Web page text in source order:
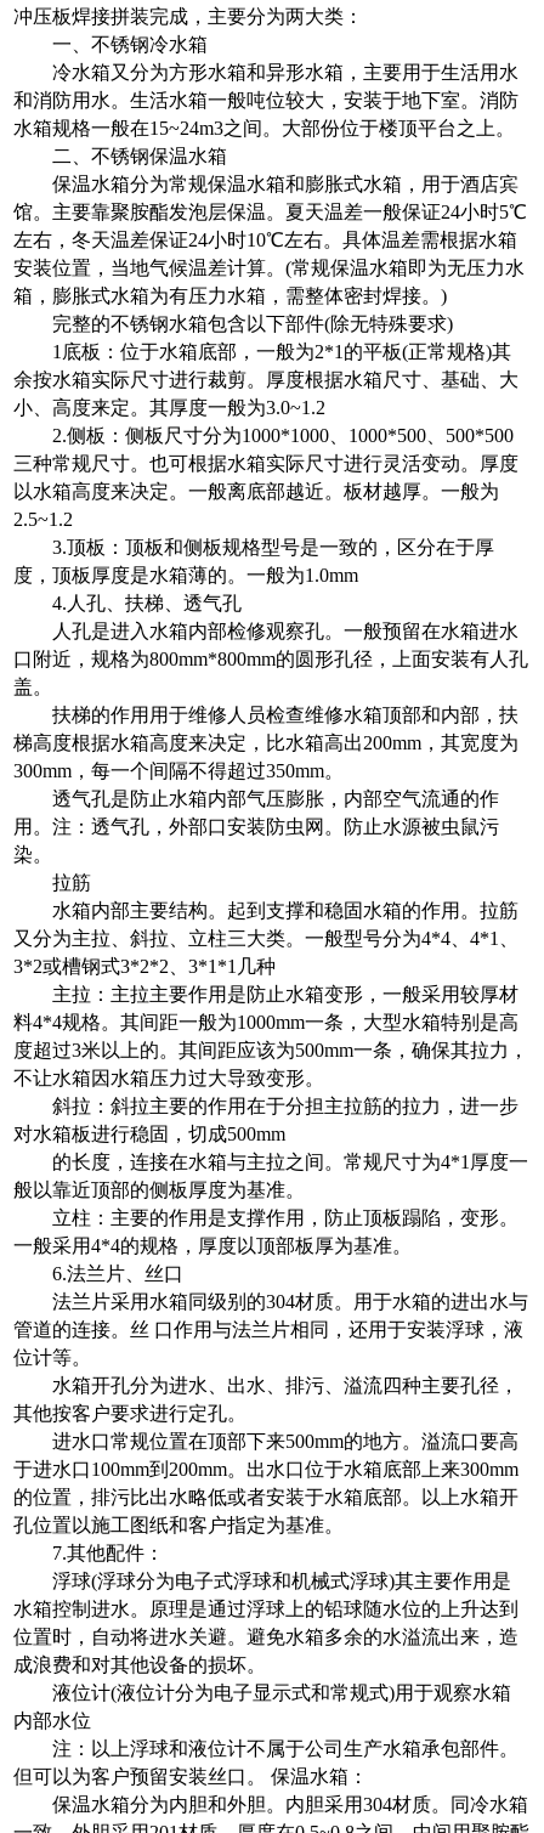
冲压板焊接拼装完成，主要分为两大类：
一、不锈钢冷水箱
冷水箱又分为方形水箱和异形水箱，主要用于生活用水
和消防用水。生活水箱一般吨位较大，安装于地下室。消防
水箱规格一般在15~24m3之间。大部份位于楼顶平台之上。
二、不锈钢保温水箱
保温水箱分为常规保温水箱和膨胀式水箱，用于酒店宾
馆。主要靠聚胺酯发泡层保温。夏天温差一般保证24小时5℃
左右，冬天温差保证24小时10℃左右。具体温差需根据水箱
安装位置，当地气候温差计算。(常规保温水箱即为无压力水
箱，膨胀式水箱为有压力水箱，需整体密封焊接。)
完整的不锈钢水箱包含以下部件(除无特殊要求)
1底板：位于水箱底部，一般为2*1的平板(正常规格)其
余按水箱实际尺寸进行裁剪。厚度根据水箱尺寸、基础、大
小、高度来定。其厚度一般为3.0~1.2
2.侧板：侧板尺寸分为1000*1000、1000*500、500*500
三种常规尺寸。也可根据水箱实际尺寸进行灵活变动。厚度
以水箱高度来决定。一般离底部越近。板材越厚。一般为
2.5~1.2
3.顶板：顶板和侧板规格型号是一致的，区分在于厚
度，顶板厚度是水箱薄的。一般为1.0mm
4.人孔、扶梯、透气孔
人孔是进入水箱内部检修观察孔。一般预留在水箱进水
口附近，规格为800mm*800mm的圆形孔径，上面安装有人孔
盖。
扶梯的作用用于维修人员检查维修水箱顶部和内部，扶
梯高度根据水箱高度来决定，比水箱高出200mm，其宽度为
300mm，每一个间隔不得超过350mm。
透气孔是防止水箱内部气压膨胀，内部空气流通的作
用。注：透气孔，外部口安装防虫网。防止水源被虫鼠污
染。
拉筋
水箱内部主要结构。起到支撑和稳固水箱的作用。拉筋
又分为主拉、斜拉、立柱三大类。一般型号分为4*4、4*1、
3*2或槽钢式3*2*2、3*1*1几种
主拉：主拉主要作用是防止水箱变形，一般采用较厚材
料4*4规格。其间距一般为1000mm一条，大型水箱特别是高
度超过3米以上的。其间距应该为500mm一条，确保其拉力，
不让水箱因水箱压力过大导致变形。
斜拉：斜拉主要的作用在于分担主拉筋的拉力，进一步
对水箱板进行稳固，切成500mm
的长度，连接在水箱与主拉之间。常规尺寸为4*1厚度一
般以靠近顶部的侧板厚度为基准。
立柱：主要的作用是支撑作用，防止顶板蹋陷，变形。
一般采用4*4的规格，厚度以顶部板厚为基准。
6.法兰片、丝口
法兰片采用水箱同级别的304材质。用于水箱的进出水与
管道的连接。丝 口作用与法兰片相同，还用于安装浮球，液
位计等。
水箱开孔分为进水、出水、排污、溢流四种主要孔径，
其他按客户要求进行定孔。
进水口常规位置在顶部下来500mm的地方。溢流口要高
于进水口100mm到200mm。出水口位于水箱底部上来300mm
的位置，排污比出水略低或者安装于水箱底部。以上水箱开
孔位置以施工图纸和客户指定为基准。
7.其他配件：
浮球(浮球分为电子式浮球和机械式浮球)其主要作用是
水箱控制进水。原理是通过浮球上的铅球随水位的上升达到
位置时，自动将进水关避。避免水箱多余的水溢流出来，造
成浪费和对其他设备的损坏。
液位计(液位计分为电子显示式和常规式)用于观察水箱
内部水位
注：以上浮球和液位计不属于公司生产水箱承包部件。
但可以为客户预留安装丝口。 保温水箱：
保温水箱分为内胆和外胆。内胆采用304材质。同冷水箱